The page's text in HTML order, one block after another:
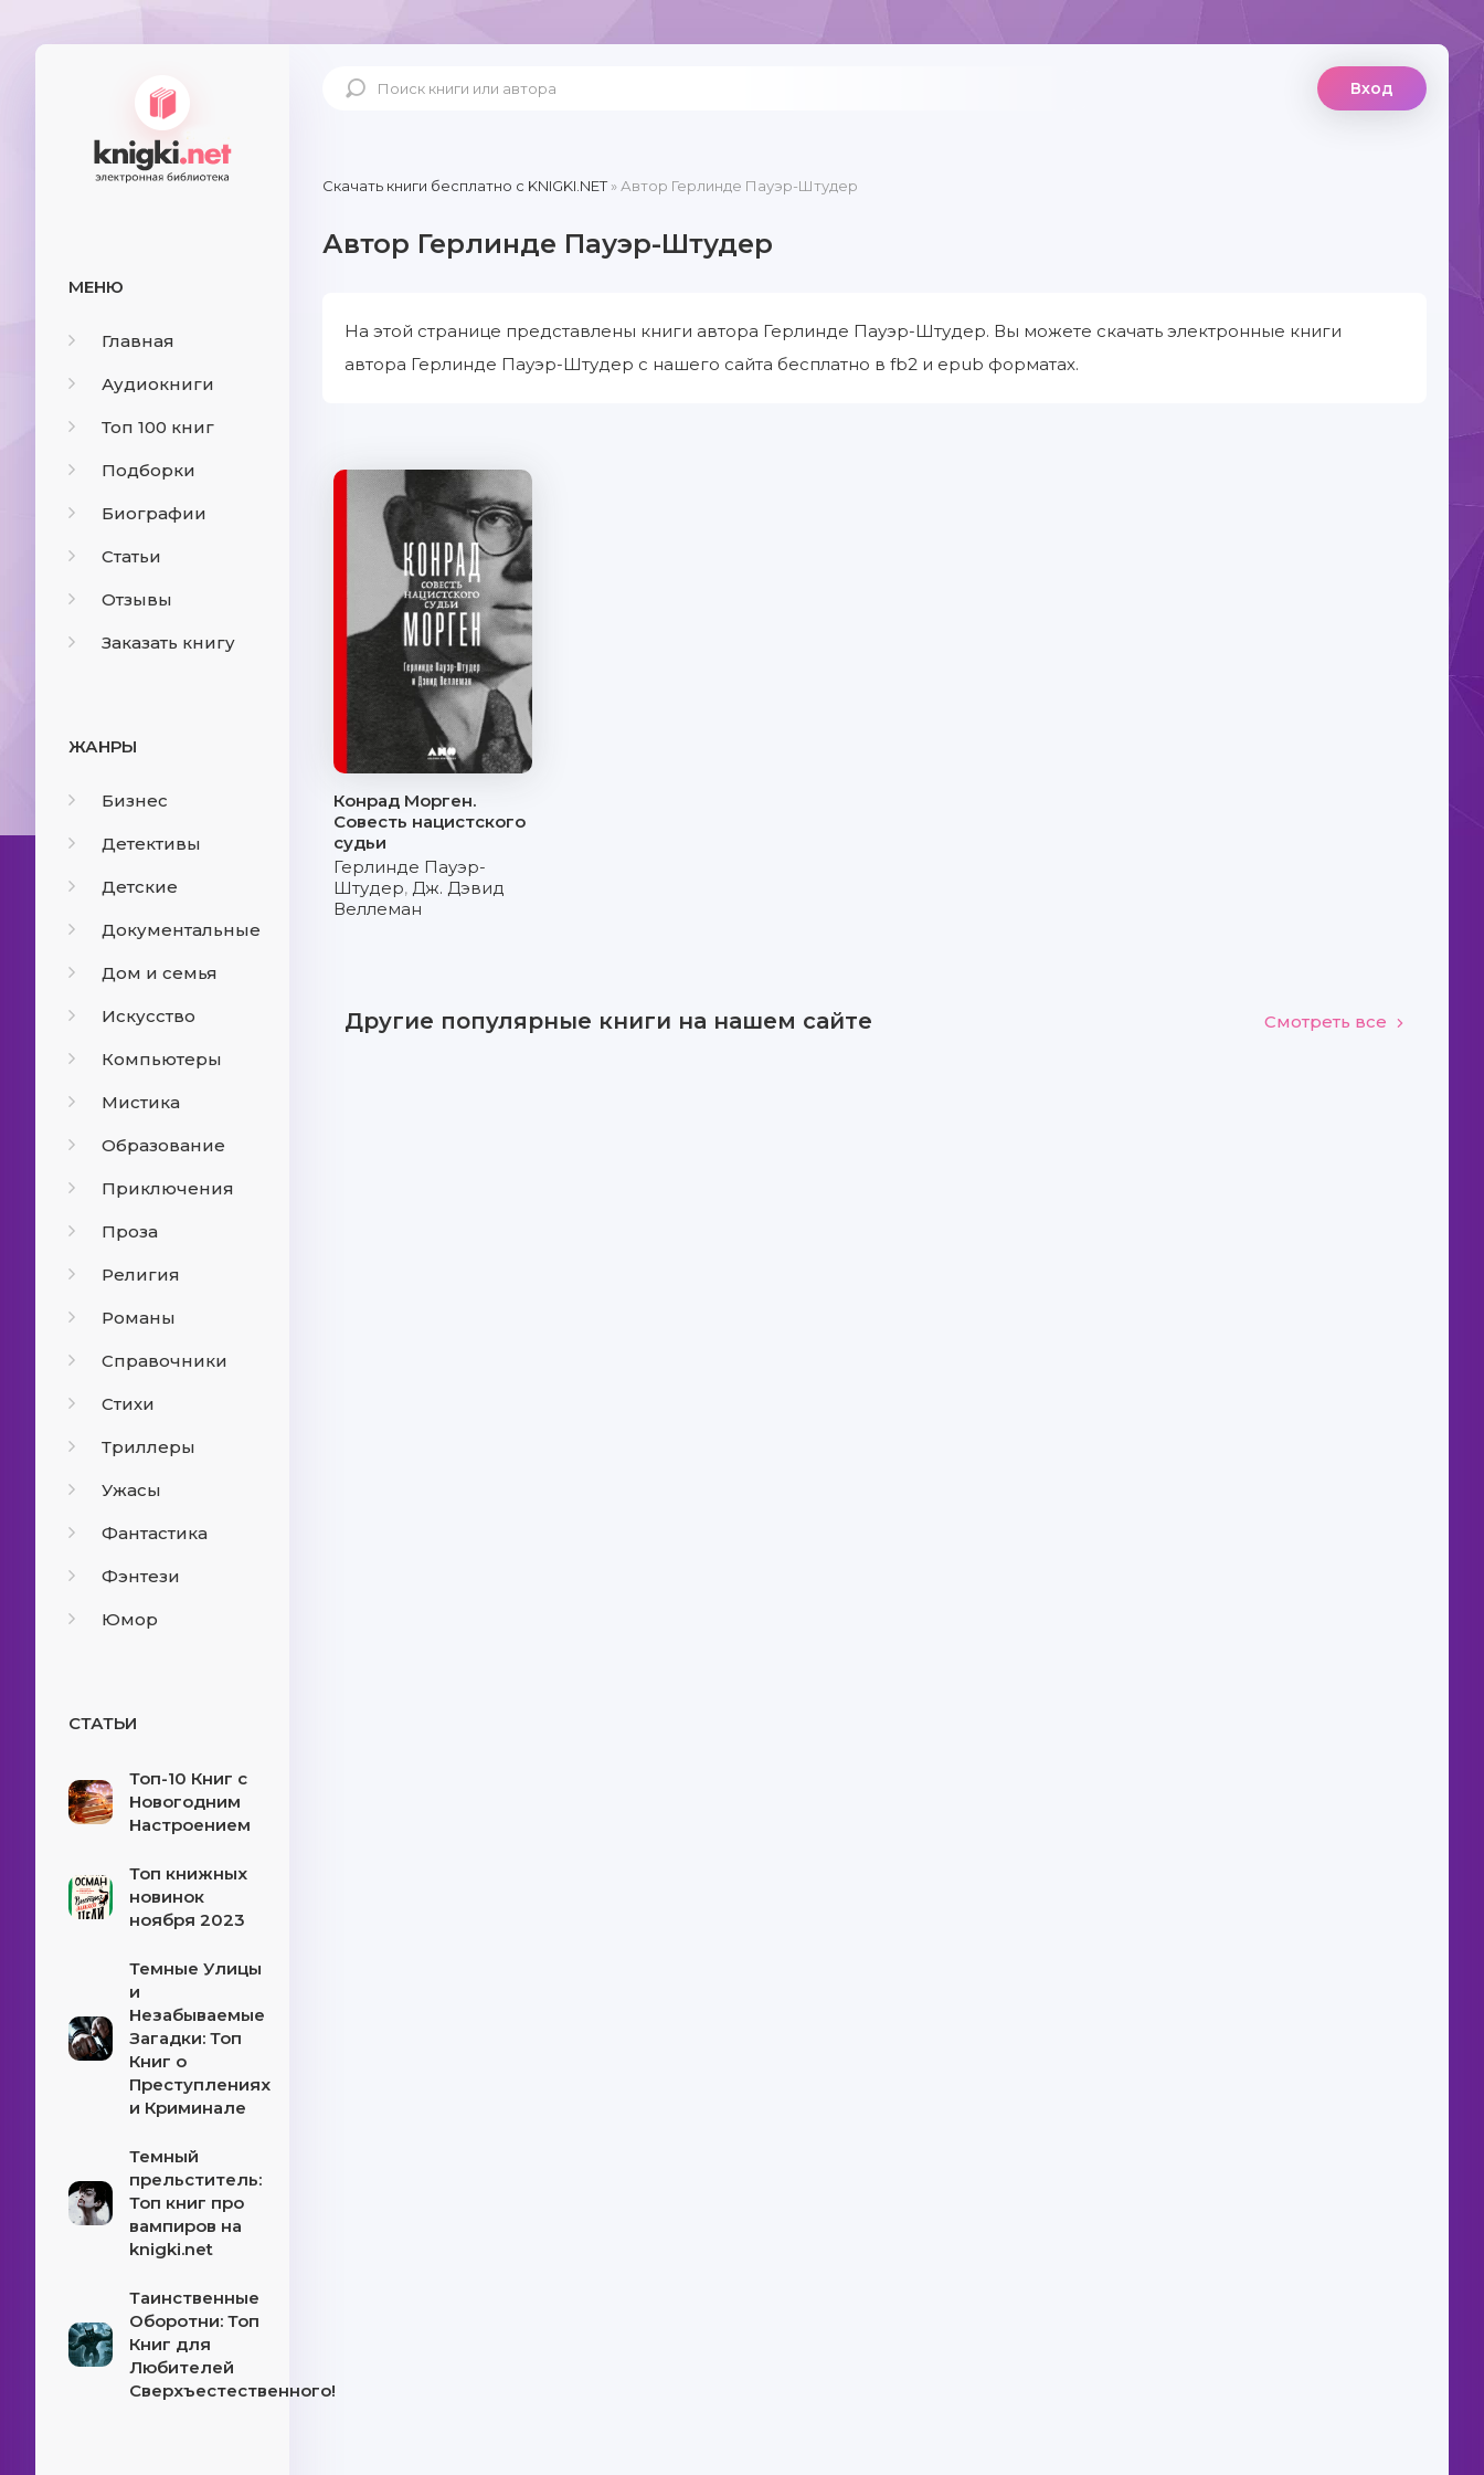
МЕНЮ
Главная
Аудиокниги
Топ 100 книг
Подборки
Биографии
Статьи
Отзывы
Заказать книгу
ЖАНРЫ
Бизнес
Детективы
Детские
Документальные
Дом и семья
Искусство
Компьютеры
Мистика
Образование
Приключения
Проза
Религия
Романы
Справочники
Стихи
Триллеры
Ужасы
Фантастика
Фэнтези
Юмор
СТАТЬИ
Топ-10 Книг с
Новогодним
Настроением
Топ книжных
новинок
ноября 2023
Темные Улицы
и
Незабываемые
Загадки: Топ
Книг о
Преступлениях
и Криминале
Темный
прельститель:
Топ книг про
вампиров на
knigki.net
Таинственные
Оборотни: Топ
Книг для
Любителей
Сверхъестественного!
Вход
Скачать книги бесплатно c KNIGKI.NET» Автор Герлинде Пауэр-Штудер
Автор Герлинде Пауэр-Штудер
На этой странице представлены книги автора Герлинде Пауэр-Штудер. Вы можете скачать электронные книги
автора Герлинде Пауэр-Штудер с нашего сайта бесплатно в fb2 и epub форматах.
Конрад Морген.
Совесть нацистского
судьи
Герлинде Пауэр-
Штудер, Дж. Дэвид
Веллеман
Другие популярные книги на нашем сайте Смотреть все